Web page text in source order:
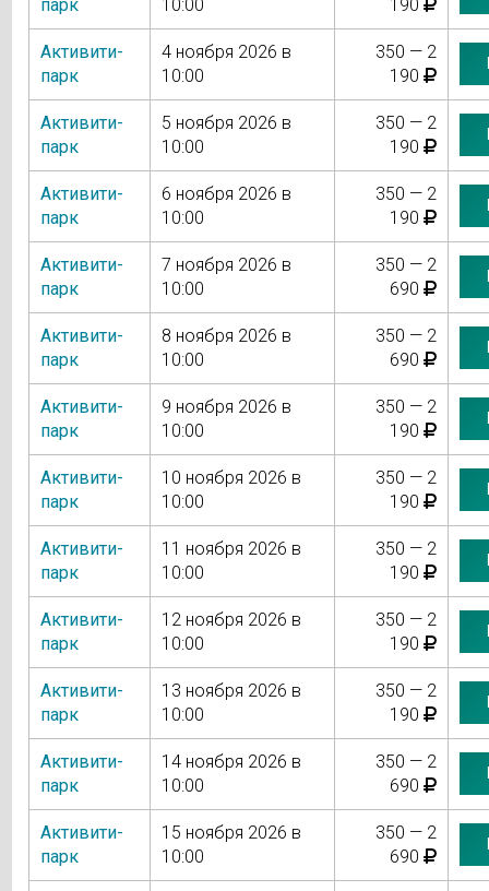
парк 10:00 190
Активити-
парк
4 ноября 2026 в
10:00
350 — 2
190
Активити-
парк
5 ноября 2026 в
10:00
350 — 2
190
Активити-
парк
6 ноября 2026 в
10:00
350 — 2
190
Активити-
парк
7 ноября 2026 в
10:00
350 — 2
690
Активити-
парк
8 ноября 2026 в
10:00
350 — 2
690
Активити-
парк
9 ноября 2026 в
10:00
350 — 2
190
Активити-
парк
10 ноября 2026 в
10:00
350 — 2
190
Активити-
парк
11 ноября 2026 в
10:00
350 — 2
190
Активити-
парк
12 ноября 2026 в
10:00
350 — 2
190
Активити-
парк
13 ноября 2026 в
10:00
350 — 2
190
Активити-
парк
14 ноября 2026 в
10:00
350 — 2
690
Активити-
парк
15 ноября 2026 в
10:00
350 — 2
690